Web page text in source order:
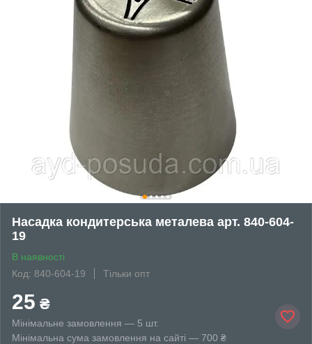
Насадка кондитерська металева арт. 840-604-
19
В наявності
Код: 840-604-19
Тільки опт
25 ₴
Мінімальне замовлення — 5 шт.
Мінімальна сума замовлення на сайті — 700 ₴